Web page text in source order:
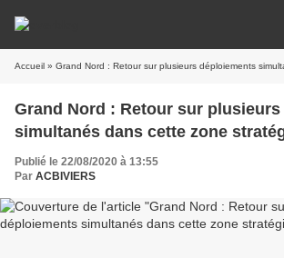
Accueil » Grand Nord : Retour sur plusieurs déploiements simultanés
Grand Nord : Retour sur
simultanés dans cette zone
Publié le 22/08/2020 à 13:55
Par ACBIVIERS